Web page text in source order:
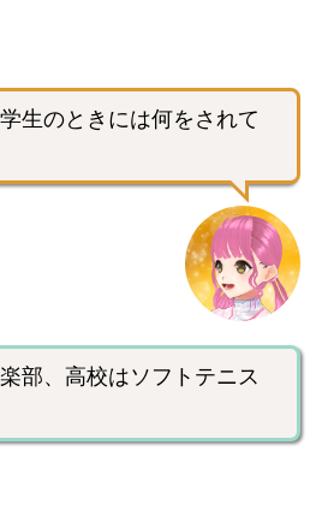
生のときには何をされて
部、高校はソフトテニス